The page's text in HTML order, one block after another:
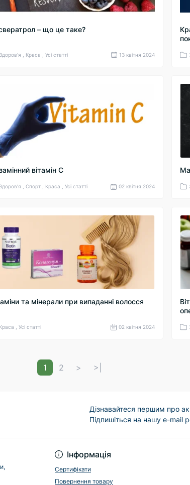
– що це таке?
Здоров'я , Краса , Усі статті 13 квітня 2024
вітамін С
Здоров'я , Спорт , Краса , Усі статті 02 квітня 2024
та мінерали при випаданні волосся
Краса , Усі статті 02 квітня 2024
1 2 > >|
Дізнавайтеся першим про
Підпишіться на нашу e-mail
Інформація
Сертифікати
Повернення товару